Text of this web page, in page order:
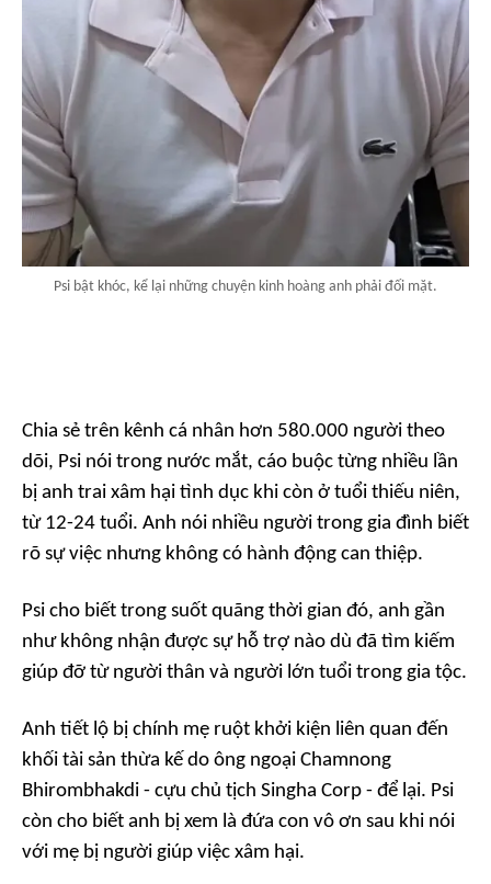
Psi bật khóc, kể lại những chuyện kinh hoàng anh phải đối mặt.
Chia sẻ trên kênh cá nhân hơn 580.000 người theo
dõi, Psi nói trong nước mắt, cáo buộc từng nhiều lần
bị anh trai xâm hại tình dục khi còn ở tuổi thiếu niên,
từ 12-24 tuổi. Anh nói nhiều người trong gia đình biết
rõ sự việc nhưng không có hành động can thiệp.
Psi cho biết trong suốt quãng thời gian đó, anh gần
như không nhận được sự hỗ trợ nào dù đã tìm kiếm
giúp đỡ từ người thân và người lớn tuổi trong gia tộc.
Anh tiết lộ bị chính mẹ ruột khởi kiện liên quan đến
khối tài sản thừa kế do ông ngoại Chamnong
Bhirombhakdi - cựu chủ tịch Singha Corp - để lại. Psi
còn cho biết anh bị xem là đứa con vô ơn sau khi nói
với mẹ bị người giúp việc xâm hại.